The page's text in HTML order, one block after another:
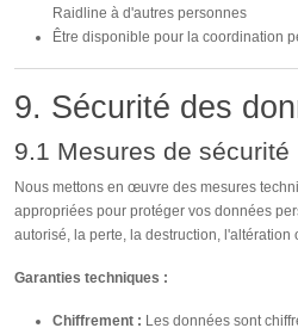
Raidline à d'autres personnes
Être disponible pour la coordination
9. Sécurité des
9.1 Mesures de sécurité
Nous mettons en œuvre des mesures
appropriées pour protéger vos données
autorisé, la perte, la destruction, l'altération
Garanties techniques :
Chiffrement : Les données sont